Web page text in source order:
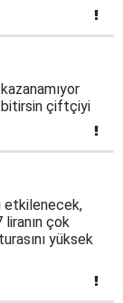
bitirsin çiftçiyi
etkilenecek,
çok
yüksek